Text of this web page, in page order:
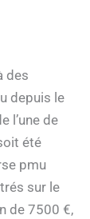
des
depuis le
l’une de
été
pmu
sur le
de 7500 €,